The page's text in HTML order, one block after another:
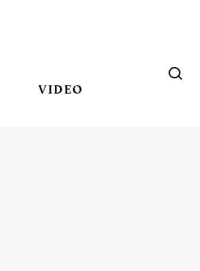
VIDEO